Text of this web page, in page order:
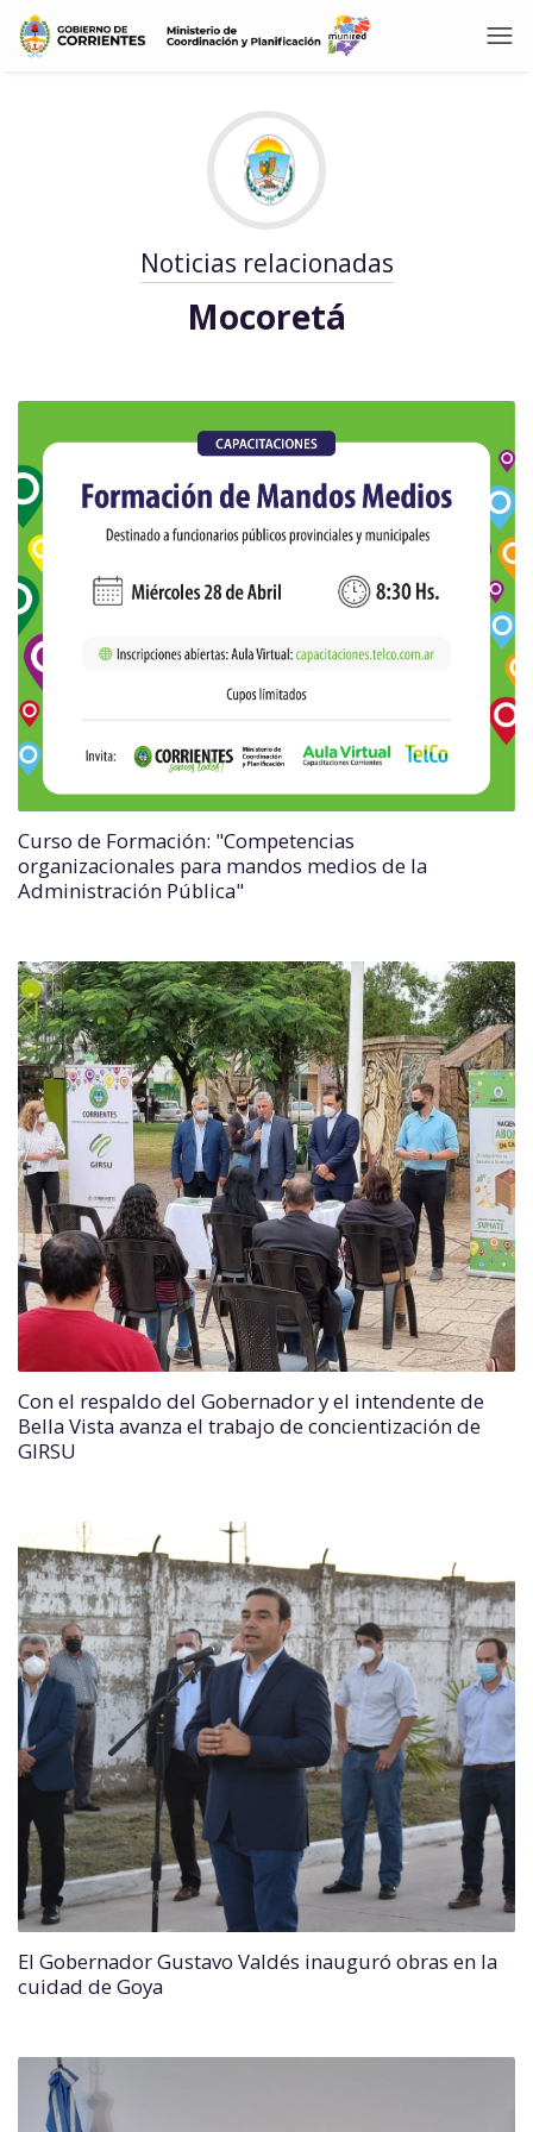
Noticias relacionadas
Mocoretá
Curso de Formación: "Competencias
organizacionales para mandos medios de la
Administración Pública"
Con el respaldo del Gobernador y el intendente de
Bella Vista avanza el trabajo de concientización de
GIRSU
El Gobernador Gustavo Valdés inauguró obras en la
cuidad de Goya